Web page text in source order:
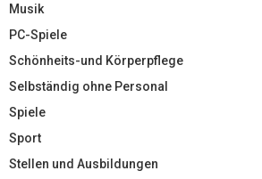
Musik
PC-Spiele
Schönheits-und Körperpflege
Selbständig ohne Personal
Spiele
Sport
Stellen und Ausbildungen